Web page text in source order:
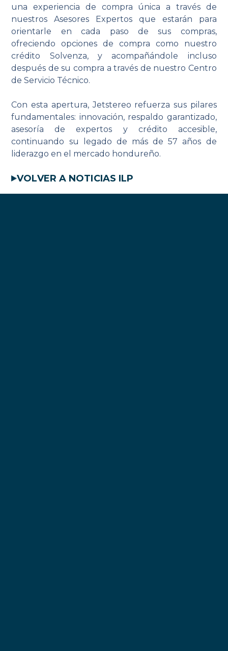
una experiencia de compra única a través de
nuestros Asesores Expertos que estarán para
orientarle en cada paso de sus compras,
ofreciendo opciones de compra como nuestro
crédito Solvenza, y acompañándole incluso
después de su compra a través de nuestro Centro
de Servicio Técnico.
Con esta apertura, Jetstereo refuerza sus pilares
fundamentales: innovación, respaldo garantizado,
asesoría de expertos y crédito accesible,
continuando su legado de más de 57 años de
liderazgo en el mercado hondureño.
VOLVER A NOTICIAS ILP